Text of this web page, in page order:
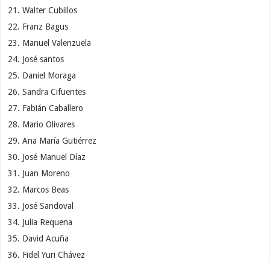
Walter Cubillos
Franz Bagus
Manuel Valenzuela
José santos
Daniel Moraga
Sandra Cifuentes
Fabián Caballero
Mario Olivares
Ana María Gutiérrez
José Manuel Díaz
Juan Moreno
Marcos Beas
José Sandoval
Julia Requena
David Acuña
Fidel Yuri Chávez